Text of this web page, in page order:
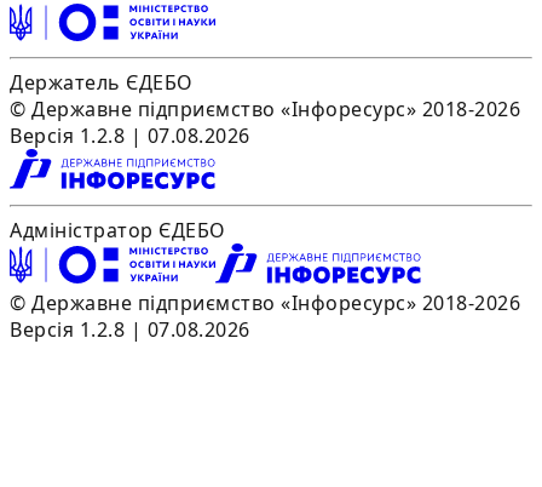
Держатель ЄДЕБО
© Державне підприємство «Інфоресурс» 2018-2026
Версія 1.2.8 | 07.08.2026
Адміністратор ЄДЕБО
© Державне підприємство «Інфоресурс» 2018-2026
Версія 1.2.8 | 07.08.2026